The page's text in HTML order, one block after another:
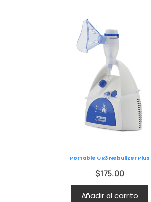
Portable CR3 Nebulizer Plus
$175.00
Añadir al carrito